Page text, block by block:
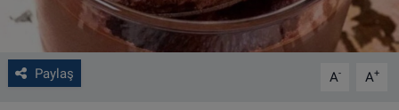
Paylaş A- A+
Çerez Politikası